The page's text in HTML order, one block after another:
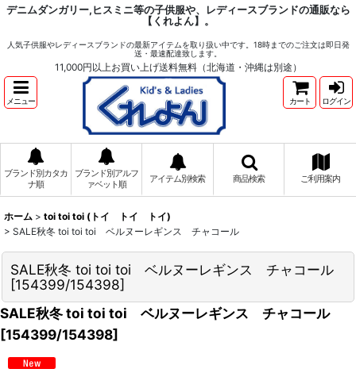
デニムダンガリー,ヒスミニ等の子供服や、レディースブランドの通販なら
【くれよん】。
人気子供服やレディースブランドの最新アイテムを取り扱い中です。18時までのご注文は即日発
送・最速配達致します。
11,000円以上お買い上げ送料無料（北海道・沖縄は別途）
メニュー カート ログイン
ブランド別カタカ
ナ順
ブランド別アルフ
ァベット順
アイテム別検索 商品検索 ご利用案内
ホーム > toi toi toi (トイ トイ トイ)
> SALE秋冬 toi toi toi ベルヌーレギンス チャコール
SALE秋冬 toi toi toi ベルヌーレギンス チャコール
[154399/154398]
SALE秋冬 toi toi toi ベルヌーレギンス チャコール
[154399/154398]